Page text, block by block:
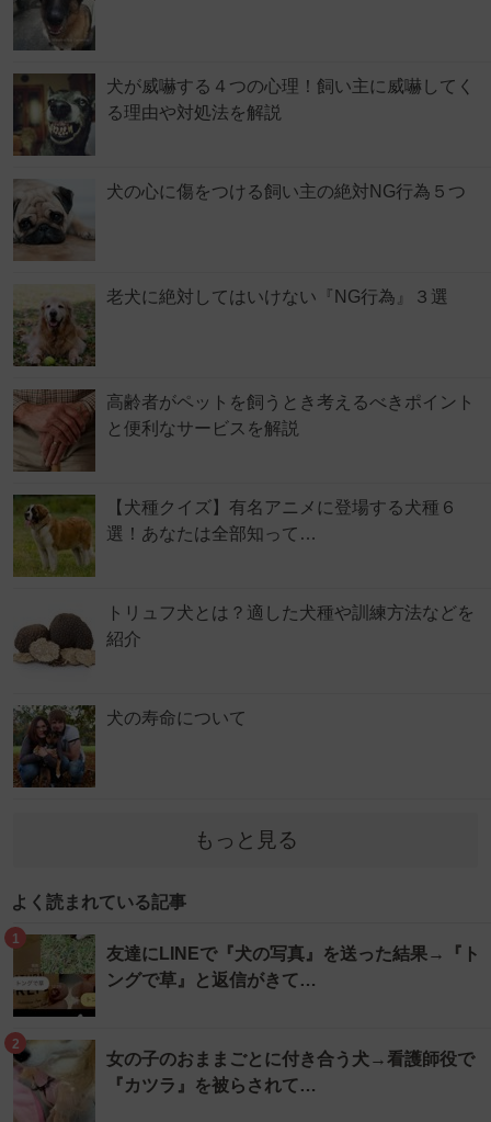
犬が威嚇する４つの心理！飼い主に威嚇してく
る理由や対処法を解説
犬の心に傷をつける飼い主の絶対NG行為５つ
老犬に絶対してはいけない『NG行為』３選
高齢者がペットを飼うとき考えるべきポイント
と便利なサービスを解説
【犬種クイズ】有名アニメに登場する犬種６
選！あなたは全部知って…
トリュフ犬とは？適した犬種や訓練方法などを
紹介
犬の寿命について
もっと見る
よく読まれている記事
1
友達にLINEで『犬の写真』を送った結果→『ト
ングで草』と返信がきて…
2
女の子のおままごとに付き合う犬→看護師役で
『カツラ』を被らされて…